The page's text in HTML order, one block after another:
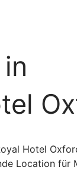
Hotel
Location für